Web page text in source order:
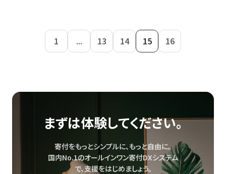
1 ... 13 14 15 16
まずは体験してください。
寄付をもっとシンプルに、もっと自由に。
国内No.1のオールインワン寄付DXシステム
で、支援をはじめましょう。